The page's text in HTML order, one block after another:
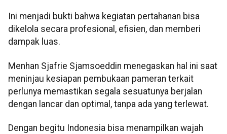
Ini menjadi bukti bahwa kegiatan pertahanan bisa
dikelola secara profesional, efisien, dan memberi
dampak luas.
Menhan Sjafrie Sjamsoeddin menegaskan hal ini saat
meninjau kesiapan pembukaan pameran terkait
perlunya memastikan segala sesuatunya berjalan
dengan lancar dan optimal, tanpa ada yang terlewat.
Dengan begitu Indonesia bisa menampilkan wajah